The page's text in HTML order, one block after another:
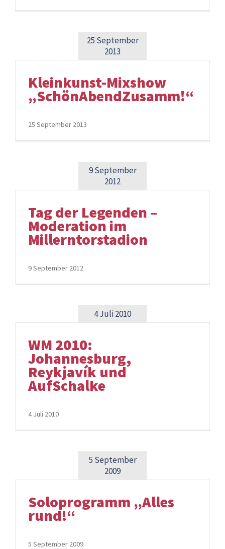
25 September
2013
Kleinkunst-Mixshow
„SchönAbendZusamm!“
25 September 2013
9 September
2012
Tag der Legenden –
Moderation im
Millerntorstadion
9 September 2012
4 Juli 2010
WM 2010:
Johannesburg,
Reykjavík und
AufSchalke
4 Juli 2010
5 September
2009
Soloprogramm „Alles
rund!“
5 September 2009